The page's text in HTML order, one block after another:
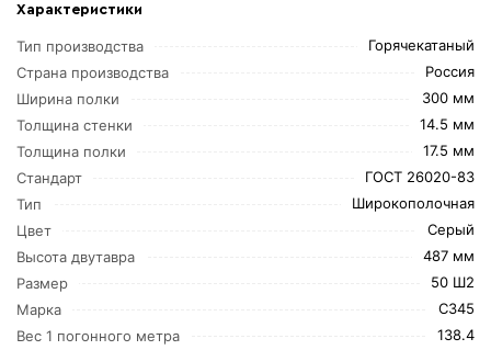
Характеристики
Тип производства
Горячекатаный
Страна производства
Россия
Ширина полки
300 мм
Толщина стенки
14.5 мм
Толщина полки
17.5 мм
Стандарт
ГОСТ 26020-83
Тип
Широкополочная
Цвет
Серый
Высота двутавра
487 мм
Размер
50 Ш2
Марка
С345
Вес 1 погонного метра
138.4